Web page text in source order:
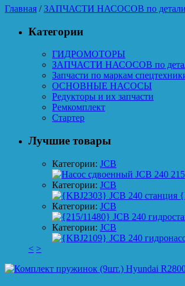
Главная /ЗАПЧАСТИ НАСОСОВ по детали
Категории
ГИДРОМОТОРЫ
ЗАПЧАСТИ НАСОСОВ по
Запчасти по маркам
ОСНОВНЫЕ НАСОСЫ
Редукторы и их запчасти
Ремкомплект
Стартер
Лучшие товары
Категории: JCB
Категории: JCB
Категории: JCB
Категории: JCB
< >